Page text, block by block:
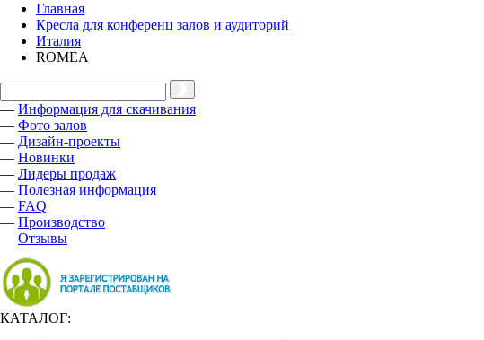
Главная
Кресла для конференц залов и аудиторий
Италия
ROMEA
— Информация для скачивания
— Фото залов
— Дизайн-проекты
— Новинки
— Лидеры продаж
— Полезная информация
— FAQ
— Производство
— Отзывы
КАТАЛОГ: